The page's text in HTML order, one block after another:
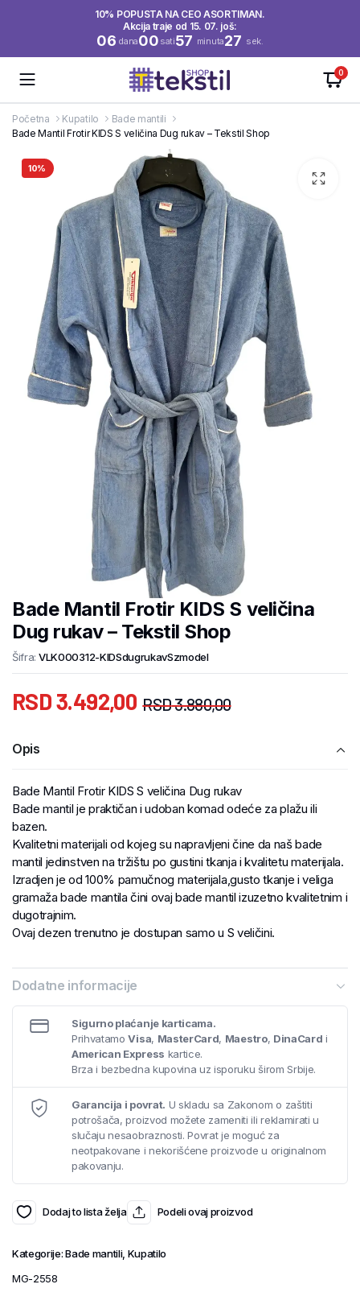
10% POPUSTA NA CEO ASORTIMAN.
Akcija traje od 15. 07. još:
06 dana00 sati57 minuta26 sek.
0
Početna Kupatilo
Bade mantili
Bade Mantil Frotir KIDS S veličina Dug rukav – Tekstil Shop
10%
Bade Mantil Frotir KIDS S veličina
Dug rukav – Tekstil Shop
Šifra: VLK000312-KIDSdugrukavSzmodel
RSD3.880,00
RSD3.492,00
Opis
Bade Mantil Frotir KIDS S veličina Dug rukav
Bade mantil je praktičan i udoban komad odeće za plažu ili
bazen.
Kvalitetni materijali od kojeg su napravljeni čine da naš bade
mantil jedinstven na tržištu po gustini tkanja i kvalitetu materijala.
Izradjen je od 100% pamučnog materijala,gusto tkanje i veliga
gramaža bade mantila čini ovaj bade mantil izuzetno kvalitetnim i
dugotrajnim.
Ovaj dezen trenutno je dostupan samo u S veličini.
Dodatne informacije
Sigurno plaćanje karticama.
PrihvatamoVisa, MasterCard, Maestro, DinaCard i
American Express kartice.
Brza i bezbedna kupovina uz isporuku širom Srbije.
Garancija i povrat. U skladu sa Zakonom o zaštiti
potrošača, proizvod možete zameniti ili reklamirati u
slučaju nesaobraznosti. Povrat je moguć za
neotpakovane i nekorišćene proizvode u originalnom
pakovanju.
Dodaj to lista želja Podeli ovaj proizvod
Kategorije:Bade mantili, Kupatilo
MG-2558